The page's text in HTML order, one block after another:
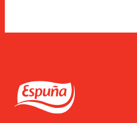
Espuña